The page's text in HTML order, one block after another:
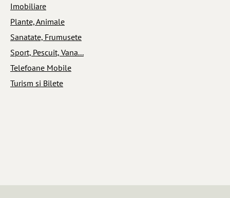
Imobiliare
Plante, Animale
Sanatate, Frumusete
Sport, Pescuit, Vana...
Telefoane Mobile
Turism si Bilete